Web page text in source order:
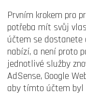
Prvním krokem pro
potřeba mít svůj
účtem se dostanete
nabízí, a není proto
jednotlivé služby
AdSense, Google
aby tímto účtem